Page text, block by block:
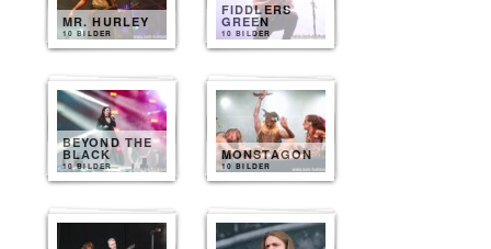
MR. HURLEY
10 BILDER
FIDDLERS
GREEN
10 BILDER
BEYOND THE
BLACK
10 BILDER
MONSTAGON
10 BILDER